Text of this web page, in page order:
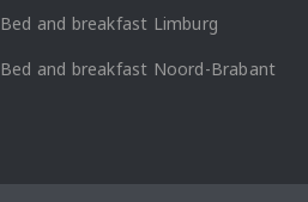
Bed and breakfast Limburg
Bed and breakfast Noord-Brabant